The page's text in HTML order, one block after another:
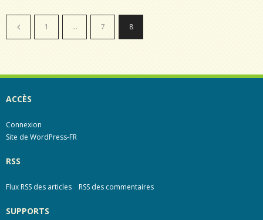
1 … 7 8
ACCÈS
Connexion
Site de WordPress-FR
RSS
Flux RSS des articles RSS des commentaires
SUPPORTS